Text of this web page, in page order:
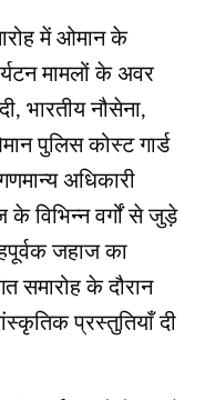
में ओमान के
मामलों के अवर
भारतीय नौसेना,
पुलिस कोस्ट गार्ड
अधिकारी
विभिन्न वर्गों से जुड़े
जहाज का
समारोह के दौरान
प्रस्तुतियाँ दी